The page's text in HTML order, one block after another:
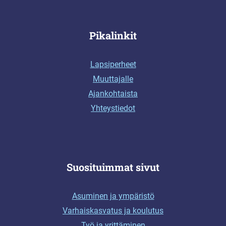
Pikalinkit
Lapsiperheet
Muuttajalle
Ajankohtaista
Yhteystiedot
Suosituimmat sivut
Asuminen ja ympäristö
Varhaiskasvatus ja koulutus